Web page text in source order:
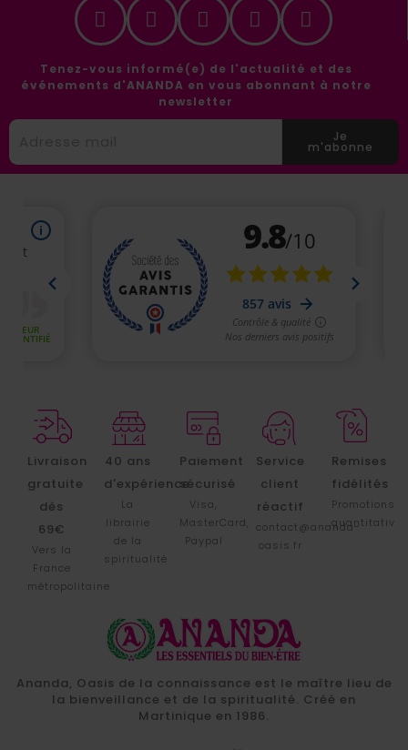
Tenez-vous informé(e) de l'actualité et des
événements d'ANANDA en vous abonnant à notre
newsletter
Je
m'abonne
Livraison
gratuite
dès
69€
Vers la
France
métropolitaine
40 ans
d'expérience
La
librairie
de la
spiritualité
Paiement
sécurisé
Visa,
MasterCard,
Paypal
Service
client
réactif
contact@ananda-
oasis.fr
Remises
fidélités
Promotions
Ananda, Oasis de la connaissance est le maître lieu de
la bienveillance et de la spiritualité. Créé en
Martinique en 1986.